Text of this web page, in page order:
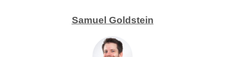
Samuel Goldstein